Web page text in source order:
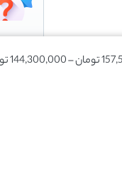
دفتر
تومان–
144,300,000